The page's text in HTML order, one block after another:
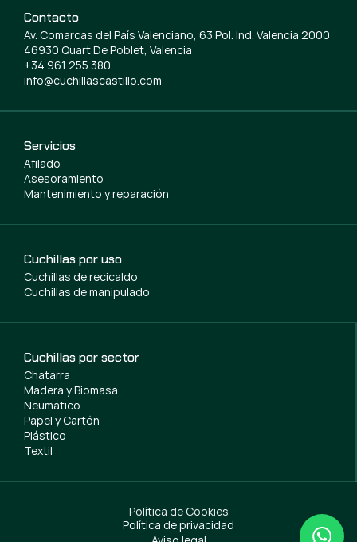
Servicios
Afilado
Asesoramiento
Mantenimiento y reparación
Cuchillas por uso
Cuchillas de recicaldo
Cuchillas de manipulado
Cuchillas por sector
Chatarra
Madera y Biomasa
Neumático
Papel y Cartón
Plástico
Textil
Contacto
Av. Comarcas del País Valenciano, 63 Pol. Ind. Valencia 2000
46930 Quart De Poblet, Valencia
+34 961 255 380
info@cuchillascastillo.com
Política de Cookies
Política de privacidad